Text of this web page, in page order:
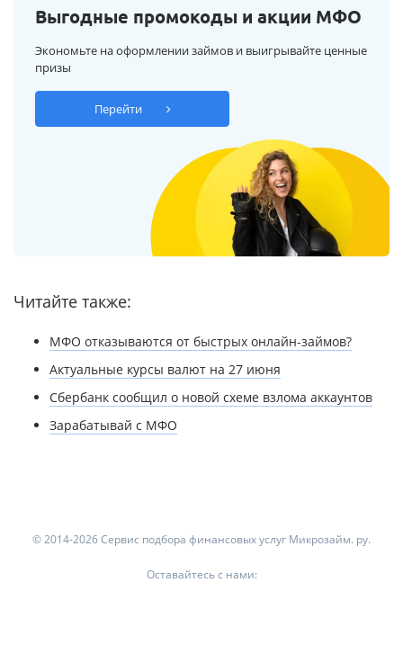
Выгодные промокоды и акции МФО
Экономьте на оформлении займов и выигрывайте ценные
призы
Перейти
Читайте также:
МФО отказываются от быстрых онлайн-займов?
Актуальные курсы валют на 27 июня
Сбербанк сообщил о новой схеме взлома аккаунтов
Зарабатывай с МФО
© 2014-2026 Сервис подбора финансовых услуг Микрозайм. ру.
Оставайтесь с нами: